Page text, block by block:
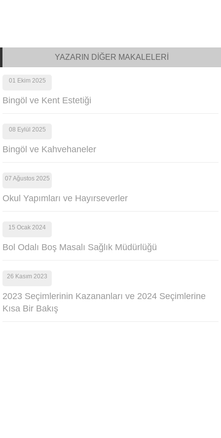
YAZARIN DİĞER MAKALELERİ
01 Ekim 2025
Bingöl ve Kent Estetiği
08 Eylül 2025
Bingöl ve Kahvehaneler
07 Ağustos 2025
Okul Yapımları ve Hayırseverler
15 Ocak 2024
Bol Odalı Boş Masalı Sağlık Müdürlüğü
26 Kasım 2023
2023 Seçimlerinin Kazananları ve 2024 Seçimlerine
Kısa Bir Bakış